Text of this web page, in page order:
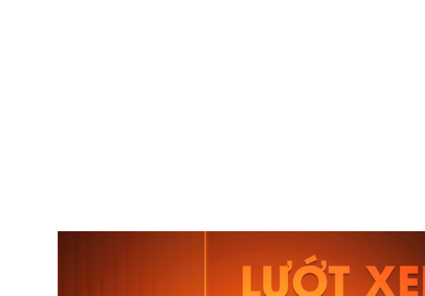
Casio Nam MTS-
115D-1AVDF
2.823.000₫
2.399.550₫